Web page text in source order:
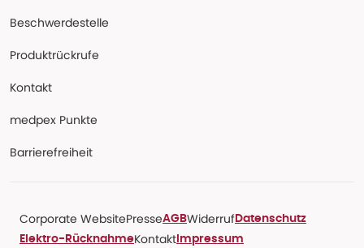
Beschwerdestelle
Produktrückrufe
Kontakt
medpex Punkte
Barrierefreiheit
Corporate WebsitePresseAGBWiderruf Datenschutz
Elektro-RücknahmeKontakt Impressum